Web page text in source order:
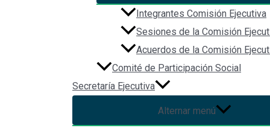
Integrantes Comisión Ejecutiva
Sesiones de la Comisión
Acuerdos de la Comisión
Comité de Participación Social
Secretaría Ejecutiva
Alternar menú